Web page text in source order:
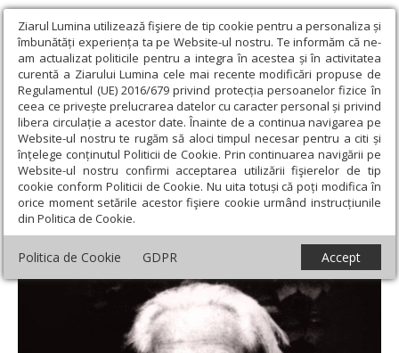
Ziarul Lumina utilizează fişiere de tip cookie pentru a personaliza și
îmbunătăți experiența ta pe Website-ul nostru. Te informăm că ne-
am actualizat politicile pentru a integra în acestea și în activitatea
curentă a Ziarului Lumina cele mai recente modificări propuse de
Regulamentul (UE) 2016/679 privind protecția persoanelor fizice în
ceea ce privește prelucrarea datelor cu caracter personal și privind
libera circulație a acestor date. Înainte de a continua navigarea pe
Website-ul nostru te rugăm să aloci timpul necesar pentru a citi și
înțelege conținutul Politicii de Cookie. Prin continuarea navigării pe
Website-ul nostru confirmi acceptarea utilizării fişierelor de tip
cookie conform Politicii de Cookie. Nu uita totuși că poți modifica în
orice moment setările acestor fişiere cookie urmând instrucțiunile
din Politica de Cookie.
Politica de Cookie GDPR Accept
Ziarul Lumina › Actualitate religioasă › Documentar › „Ce
luminoasă este această comuniune a sfinților și ce plină de nădejdi
pentru noi!”
„Ce luminoasă este această comuniune a
sfinților și ce plină de nădejdi pentru noi!”